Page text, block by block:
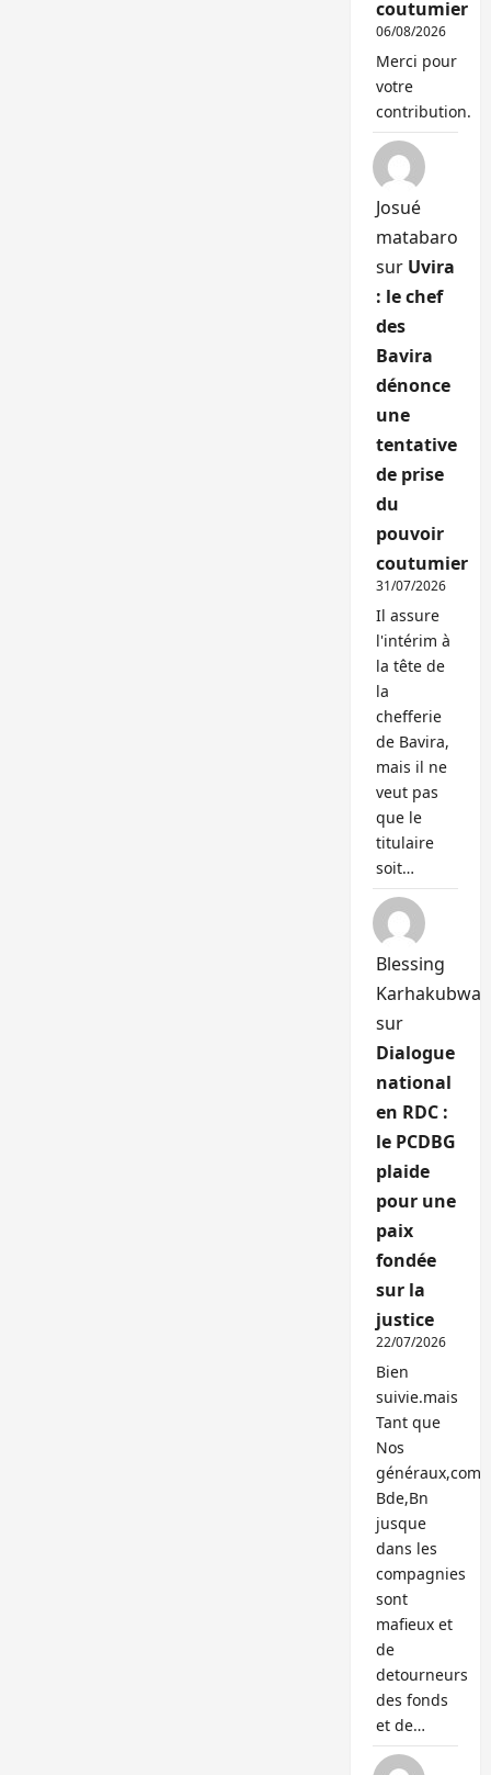
coutumier
06/08/2026
Merci pour
votre
contribution.
Josué
matabaro
sur Uvira
: le chef
des
Bavira
dénonce
une
tentative
de prise
du
pouvoir
coutumier
31/07/2026
Il assure
l'intérim à
la tête de
la
chefferie
de Bavira,
mais il ne
veut pas
que le
titulaire
soit…
Blessing
Karhakubwa
sur
Dialogue
national
en RDC :
le PCDBG
plaide
pour une
paix
fondée
sur la
justice
22/07/2026
Bien
suivie.mais
Tant que
Nos
généraux,com
Bde,Bn
jusque
dans les
compagnies
sont
mafieux et
de
detourneurs
des fonds
et de…